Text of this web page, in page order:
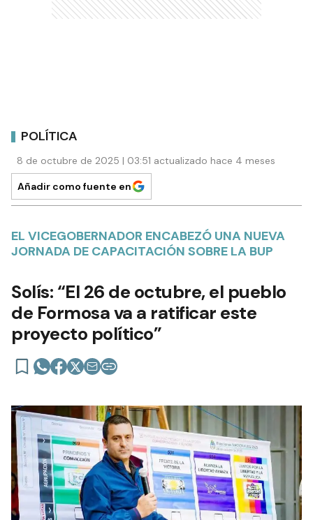
POLÍTICA
8 de octubre de 2025 | 03:51 actualizado hace 4 meses
Añadir como fuente en
EL VICEGOBERNADOR ENCABEZÓ UNA NUEVA
JORNADA DE CAPACITACIÓN SOBRE LA BUP
Solís: “El 26 de octubre, el pueblo
de Formosa va a ratificar este
proyecto político”